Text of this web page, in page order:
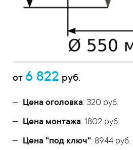
от 6 822 руб.
Цена оголовка: 320 руб.
Цена монтажа: 1802 руб.
Цена "под ключ": 8944 руб.